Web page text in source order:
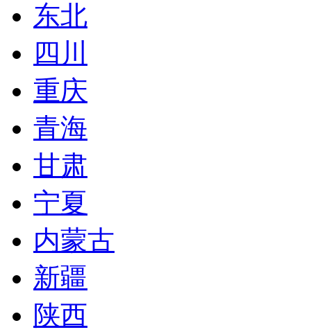
东北
四川
重庆
青海
甘肃
宁夏
内蒙古
新疆
陕西